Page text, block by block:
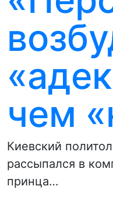
чем
Киевский
рассыпался в
принца…